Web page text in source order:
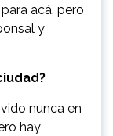
acá, pero
y
nunca en
hay